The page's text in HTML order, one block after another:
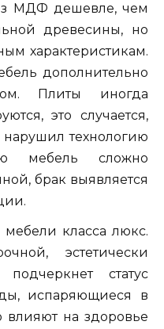
МДФ дешевле, чем
древесины, но
характеристикам.
дополнительно
Плиты иногда
это случается,
нарушил технологию
мебель сложно
брак выявляется
класса люкс.
эстетически
статус
испаряющиеся в
влияют на здоровье